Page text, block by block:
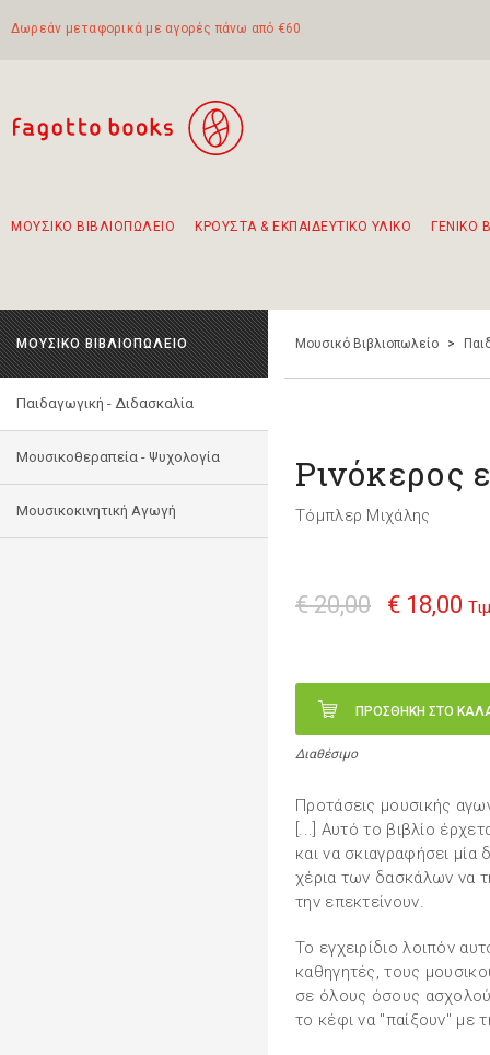
Δωρεάν μεταφορικά με αγορές πάνω από €60
ΜΟΥΣΙΚΟ ΒΙΒΛΙΟΠΩΛΕΙΟ ΚΡΟΥΣΤΑ & ΕΚΠΑΙΔΕΥΤΙΚΟ ΥΛΙΚΟ ΓΕΝΙΚΟ
ΜΟΥΣΙΚΟ ΒΙΒΛΙΟΠΩΛΕΙΟ
Παιδαγωγική - Διδασκαλία
Μουσικοθεραπεία - Ψυχολογία
Μουσικοκινητική Αγωγή
Μουσικό Βιβλιοπωλείο >
Ρινόκερος
Τόμπλερ Μιχάλης
€ 20,00 € 18,00
ΠΡΟΣΘΗΚΗ ΣΤΟ
Διαθέσιμο
Προτάσεις μουσικής
[...] Αυτό το βιβλίο
και να σκιαγραφήσει μία
χέρια των δασκάλων να
την επεκτείνουν.
Το εγχειρίδιο λοιπόν
καθηγητές, τους
σε όλους όσους
το κέφι να "παίξουν" με